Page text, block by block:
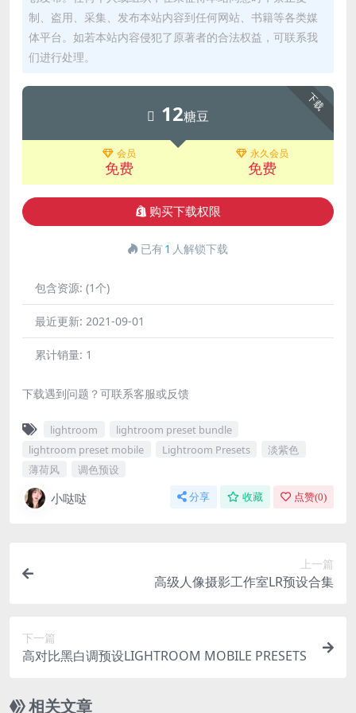
制、盗用、采集、发布本站内容到任何网站、书籍等各类媒
体平台。如若本站内容侵犯了原著者的合法权益，可联系我
们进行处理。
下载
12糖豆
会员
免费
永久会员
免费
购买下载权限
已有1 人解锁下载
包含资源: (1个)
最近更新: 2021-09-01
累计销量: 1
下载遇到问题？可联系客服或反馈
lightroom
lightroom preset bundle
lightroom preset mobile
Lightroom Presets
淡紫色
薄荷风
调色预设
小哒哒 分享 收藏 点赞(0)
上一篇
高级人像摄影工作室LR预设合集
下一篇
高对比黑白调预设LIGHTROOM MOBILE PRESETS
相关文章